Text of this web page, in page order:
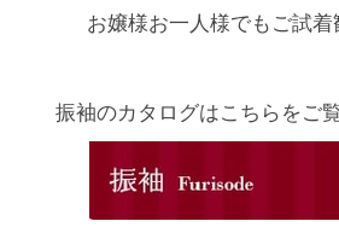
お嬢様お一人様でもご試着
振袖のカタログはこちらをご